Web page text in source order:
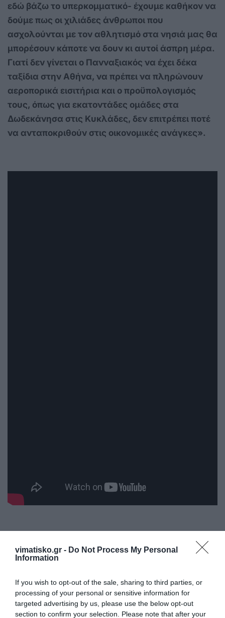
vimatisko.gr - Do Not Process My Personal
Information
If you wish to opt-out of the sale, sharing to third parties, or
processing of your personal or sensitive information for
targeted advertising by us, please use the below opt-out
section to confirm your selection. Please note that after your
εδώ βάζω το υπερκομματικό- έχουμε καθήκον να
δούμε πως οι χιλιάδες άνθρωποι που
ασχολούνται με τον αθλητισμό στα νησιά μας θα
μπορέσουν κάποτε να δουν κι αυτοί άσπρη μέρα.
Γιατί δεν γίνεται ο Πανναξιακός να έχει δέκα
ταξίδια στην Αθήνα, να πρέπει να πληρώνουν
αεροπορικά εισιτήρια και ο προϋπολογισμός
τους, όπως για εκατοντάδες ομάδες στα
Δωδεκάνησα στις Κυκλάδες, δεν επιτρέπει ποτέ
να ανταποκριθούν στις οικονομικές ανάγκες».